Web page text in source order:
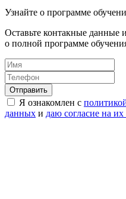
Узнайте о программе
Оставьте контакные данные
о полной программе
Я ознакомлен с
данных и даю согласие на их